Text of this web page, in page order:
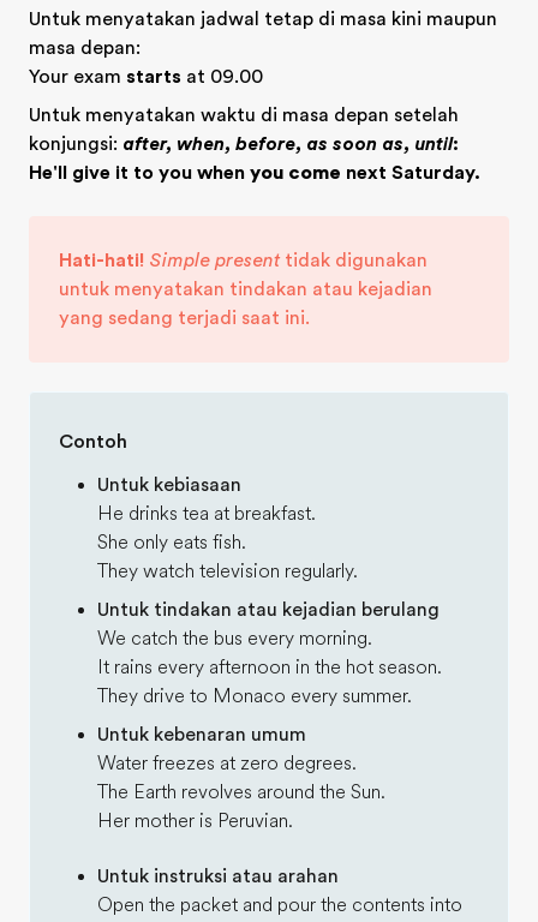
Untuk menyatakan jadwal tetap di masa kini maupun
masa depan:
Your exam starts at 09.00
Untuk menyatakan waktu di masa depan setelah
konjungsi: after, when, before, as soon as, until:
He'll give it to you when you come next Saturday.
Hati-hati! Simple presenttidak digunakan
untuk menyatakan tindakan atau kejadian
yang sedang terjadi saat ini.
Contoh
Untuk kebiasaan
He drinks tea at breakfast.
She only eats fish.
They watch television regularly.
Untuk tindakan atau kejadian berulang
We catch the bus every morning.
It rains every afternoon in the hot season.
They drive to Monaco every summer.
Untuk kebenaran umum
Water freezes at zero degrees.
The Earth revolves around the Sun.
Her mother is Peruvian.
Untuk instruksi atau arahan
Open the packet and pour the contents into